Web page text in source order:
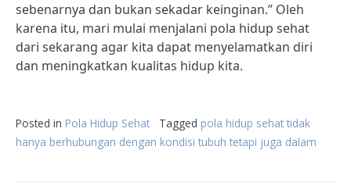
sebenarnya dan bukan sekadar keinginan.” Oleh
karena itu, mari mulai menjalani pola hidup sehat
dari sekarang agar kita dapat menyelamatkan diri
dan meningkatkan kualitas hidup kita.
Posted in Pola Hidup Sehat Tagged pola hidup sehat tidak
hanya berhubungan dengan kondisi tubuh tetapi juga dalam